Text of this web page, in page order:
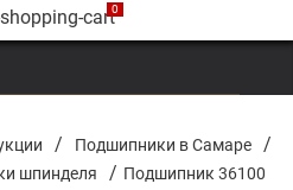
0
/ Подшипники в Самаре /
шпинделя / Подшипник 36100